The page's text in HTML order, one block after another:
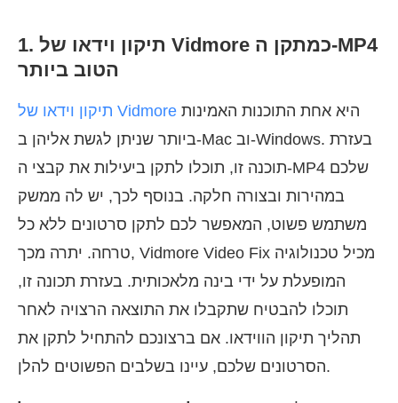
1. תיקון וידאו של Vidmore כמתקן ה-MP4
הטוב ביותר
תיקון וידאו של Vidmore
ביותר שניתן לגשת אליהן ב-Mac וב-Windows. בעזרת
תוכנה זו, תוכלו לתקן ביעילות את קבצי ה-MP4 שלכם
במהירות ובצורה חלקה. בנוסף לכך, יש לה ממשק
משתמש פשוט, המאפשר לכם לתקן סרטונים ללא כל
טרחה. יתרה מכך, Vidmore Video Fix מכיל טכנולוגיה
המופעלת על ידי בינה מלאכותית. בעזרת תכונה זו,
תוכלו להבטיח שתקבלו את התוצאה הרצויה לאחר
תהליך תיקון הווידאו. אם ברצונכם להתחיל לתקן את
הסרטונים שלכם, עיינו בשלבים הפשוטים להלן.